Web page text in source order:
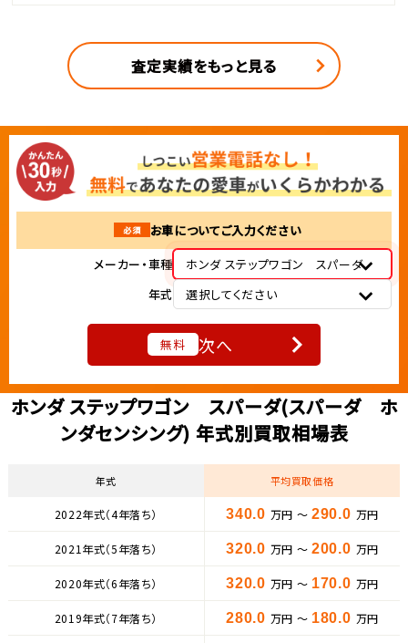
査定実績をもっと見る
必須
お車についてご入力ください
メーカー・車種
ホンダ ステップワゴン スパーダ
年式
選択してください
無料 次へ
ホンダ ステップワゴン スパーダ(スパーダ ホ
ンダセンシング) 年式別買取相場表
年式 平均買取価格
2022年式（4年落ち） 340.0 万円 ～ 290.0 万円
2021年式（5年落ち） 320.0 万円 ～ 200.0 万円
2020年式（6年落ち） 320.0 万円 ～ 170.0 万円
2019年式（7年落ち） 280.0 万円 ～ 180.0 万円